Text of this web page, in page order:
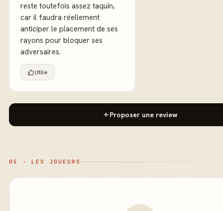
reste toutefois assez taquin,
car il faudra réellement
anticiper le placement de ses
rayons pour bloquer ses
adversaires.
Utile
Proposer une review
05 - LES JOUEURS